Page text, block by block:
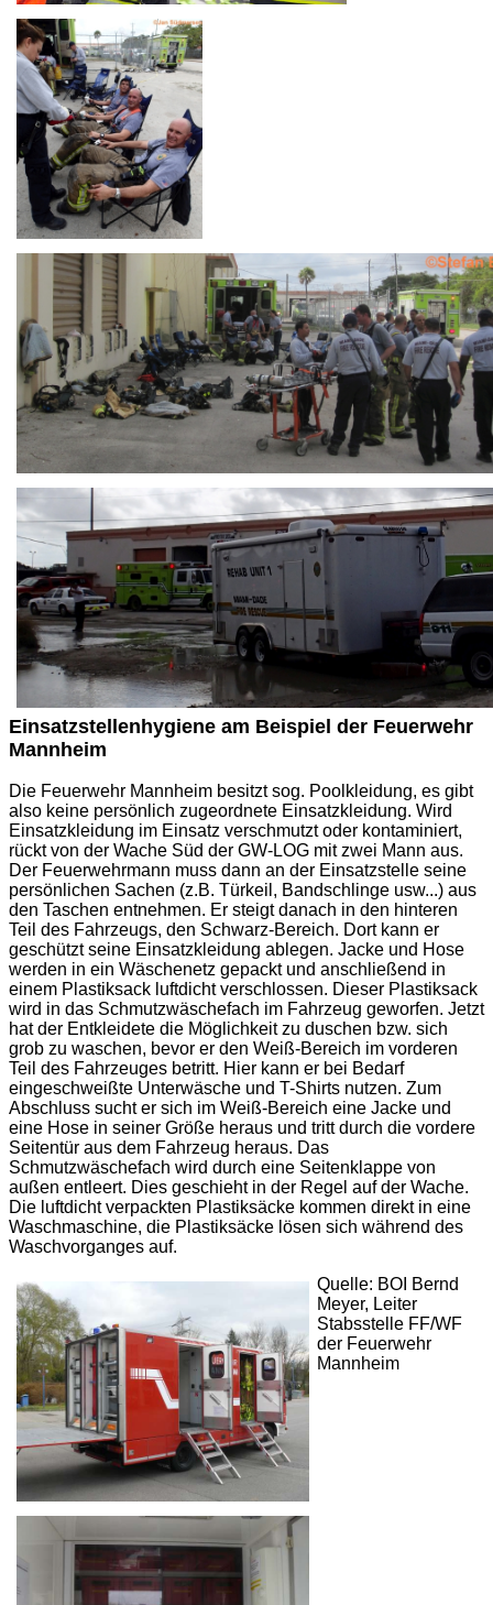
Einsatzstellenhygiene am Beispiel der Feuerwehr
Mannheim
Die Feuerwehr Mannheim besitzt sog. Poolkleidung, es gibt
also keine persönlich zugeordnete Einsatzkleidung. Wird
Einsatzkleidung im Einsatz verschmutzt oder kontaminiert,
rückt von der Wache Süd der GW-LOG mit zwei Mann aus.
Der Feuerwehrmann muss dann an der Einsatzstelle seine
persönlichen Sachen (z.B. Türkeil, Bandschlinge usw...) aus
den Taschen entnehmen. Er steigt danach in den hinteren
Teil des Fahrzeugs, den Schwarz-Bereich. Dort kann er
geschützt seine Einsatzkleidung ablegen. Jacke und Hose
werden in ein Wäschenetz gepackt und anschließend in
einem Plastiksack luftdicht verschlossen. Dieser Plastiksack
wird in das Schmutzwäschefach im Fahrzeug geworfen. Jetzt
hat der Entkleidete die Möglichkeit zu duschen bzw. sich
grob zu waschen, bevor er den Weiß-Bereich im vorderen
Teil des Fahrzeuges betritt. Hier kann er bei Bedarf
eingeschweißte Unterwäsche und T-Shirts nutzen. Zum
Abschluss sucht er sich im Weiß-Bereich eine Jacke und
eine Hose in seiner Größe heraus und tritt durch die vordere
Seitentür aus dem Fahrzeug heraus. Das
Schmutzwäschefach wird durch eine Seitenklappe von
außen entleert. Dies geschieht in der Regel auf der Wache.
Die luftdicht verpackten Plastiksäcke kommen direkt in eine
Waschmaschine, die Plastiksäcke lösen sich während des
Waschvorganges auf.
Quelle: BOI Bernd
Meyer, Leiter
Stabsstelle FF/WF
der Feuerwehr
Mannheim